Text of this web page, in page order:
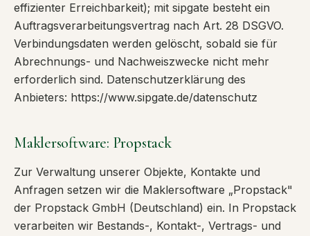
effizienter Erreichbarkeit); mit sipgate besteht ein
Auftragsverarbeitungsvertrag nach Art. 28 DSGVO.
Verbindungsdaten werden gelöscht, sobald sie für
Abrechnungs- und Nachweiszwecke nicht mehr
erforderlich sind. Datenschutzerklärung des
Anbieters: https://www.sipgate.de/datenschutz
Maklersoftware: Propstack
Zur Verwaltung unserer Objekte, Kontakte und
Anfragen setzen wir die Maklersoftware „Propstack"
der Propstack GmbH (Deutschland) ein. In Propstack
verarbeiten wir Bestands-, Kontakt-, Vertrags- und